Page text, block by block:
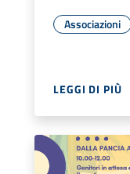
Associazioni
LEGGI DI PIÙ